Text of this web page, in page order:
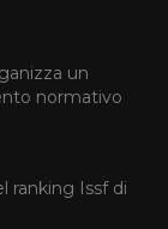
un
normativo
ranking Issf di